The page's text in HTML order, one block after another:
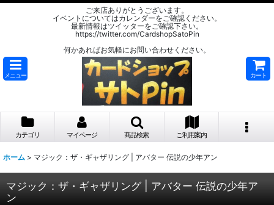
ご来店ありがとうございます。
イベントについてはカレンダーをご確認ください。
最新情報はツイッターをご確認下さい。
https://twitter.com/CardshopSatoPin
何かあればお気軽にお問い合わせください。
メニュー カート
カテゴリ マイページ 商品検索 ご利用案内
ホーム > マジック：ザ・ギャザリング | アバター 伝説の少年アン
マジック：ザ・ギャザリング | アバター 伝説の少年ア
ン